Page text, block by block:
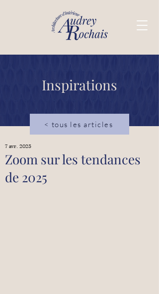
Inspirations
< tous les articles
Zoom sur les tendances
de 2025
7 avr. 2025